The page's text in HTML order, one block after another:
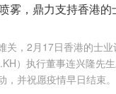
雾，鼎力支持香港
，2月17日香港的士
）执行董事连兴隆先
并祝愿疫情早日结束。